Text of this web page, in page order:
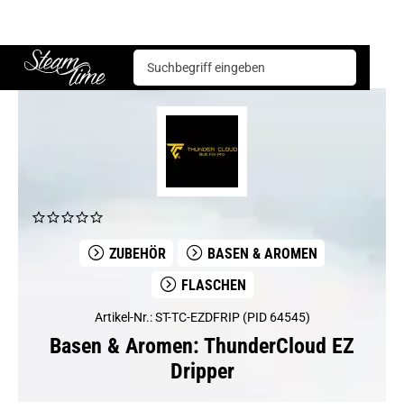
Steam time
Basen & Aromen Flaschen
ZUBEHÖR
BASEN & AROMEN
FLASCHEN
Artikel-Nr.: ST-TC-EZDFRIP (PID 64545)
Basen & Aromen: ThunderCloud EZ
Dripper